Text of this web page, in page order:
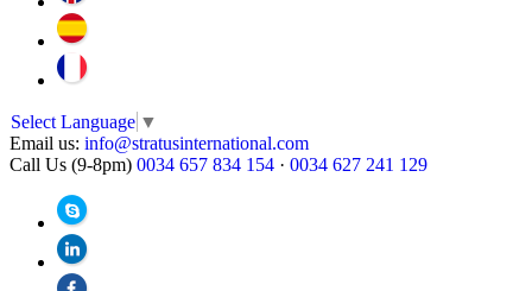
Select Language ▼
Email us: info@stratusinternational.com
Call Us (9-8pm) 0034 657 834 154 · 0034 627 241 129